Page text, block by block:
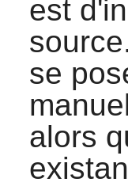
est
se
alors